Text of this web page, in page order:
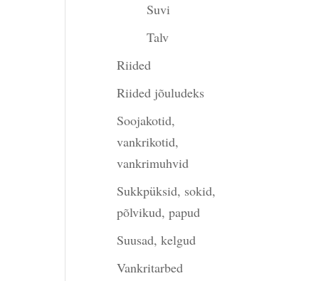
Suvi
Talv
Riided
Riided jõuludeks
Soojakotid,
vankrikotid,
vankrimuhvid
Sukkpüksid, sokid,
põlvikud, papud
Suusad, kelgud
Vankritarbed